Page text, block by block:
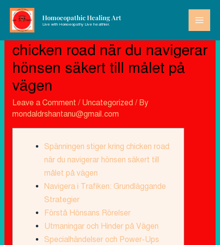
Homoeopathic Healing Art
Live with Homoeopathy Live healthier.
Spänningen stiger kring
chicken road när du navigerar
hönsen säkert till målet på
vägen
Leave a Comment / Uncategorized / By
mondaldrshantanu@gmail.com
Spänningen stiger kring chicken road
när du navigerar hönsen säkert till
målet på vägen
Navigera i Trafiken: Grundläggande
Strategier
Förstå Hönsans Rörelser
Utmaningar och Hinder på Vägen
Specialhändelser och Power-Ups